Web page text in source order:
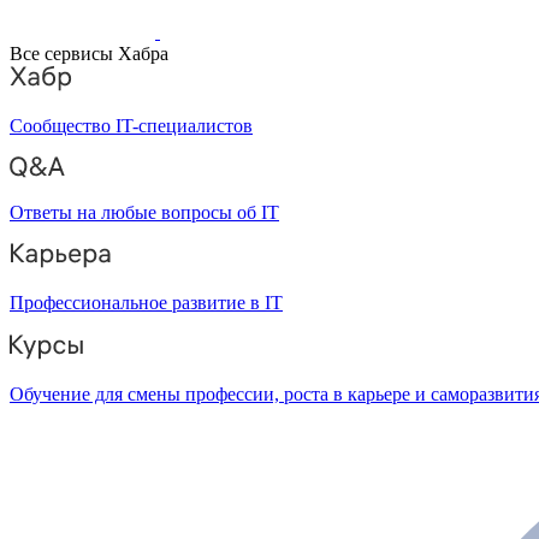
Все сервисы Хабра
Сообщество IT-специалистов
Ответы на любые вопросы об IT
Профессиональное развитие в IT
Обучение для смены профессии, роста в карьере и